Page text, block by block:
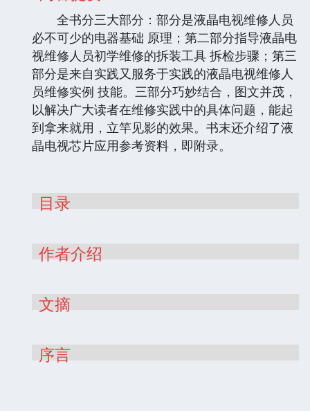
全书分三大部分：部分是液晶电视维修人员
必不可少的电器基础 原理；第二部分指导液晶电
视维修人员初学维修的拆装工具 拆检步骤；第三
部分是来自实践又服务于实践的液晶电视维修人
员维修实例 技能。三部分巧妙结合，图文并茂，
以解决广大读者在维修实践中的具体问题，能起
到拿来就用，立竿见影的效果。书末还介绍了液
晶电视芯片应用参考资料，即附录。
目录
作者介绍
文摘
序言